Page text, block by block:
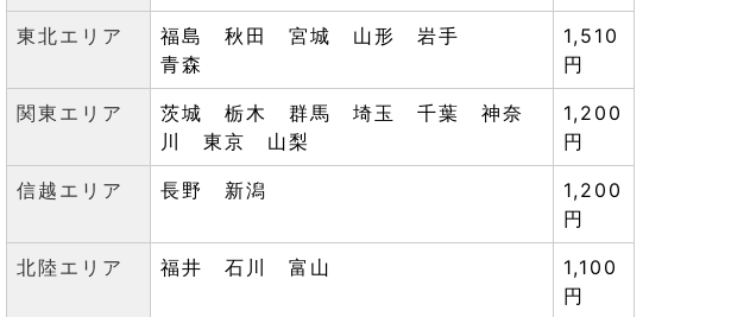
東北エリア
福島 秋田 宮城 山形 岩手
青森
1,510
円
関東エリア
茨城 栃木 群馬 埼玉 千葉 神奈
川 東京 山梨
1,200
円
信越エリア 長野 新潟
1,200
円
北陸エリア 福井 石川 富山
1,100
円